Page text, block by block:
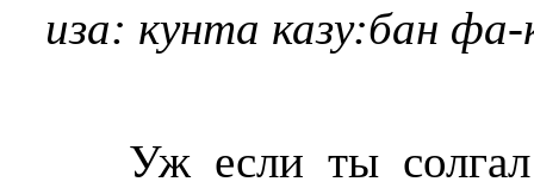
иза: кунта казу:бан фа-
Уж если ты